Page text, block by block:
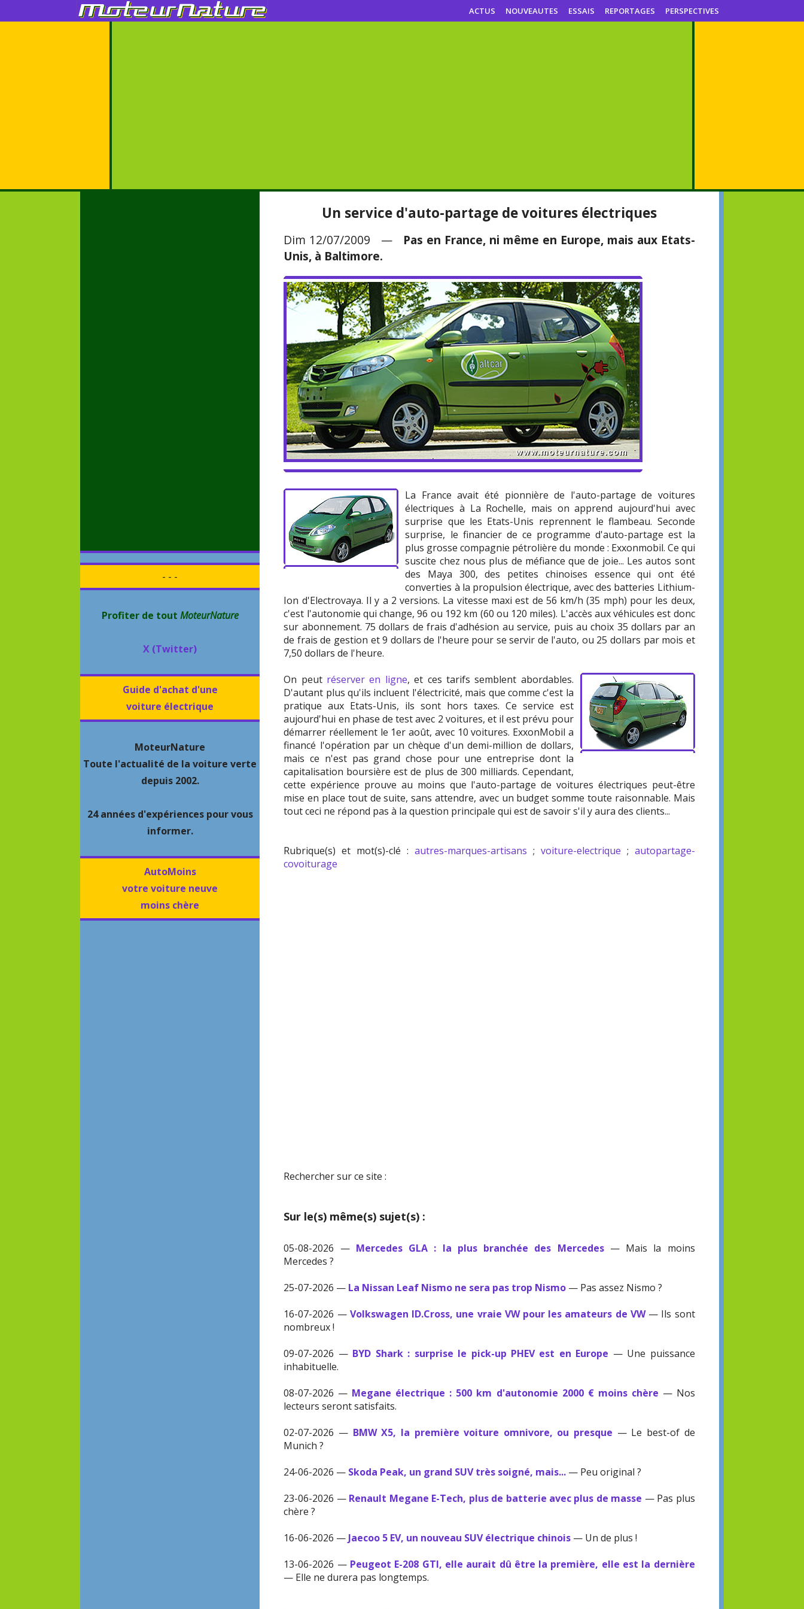
ACTUS NOUVEAUTES ESSAIS REPORTAGES PERSPECTIVES
- - -
Profiter de tout MoteurNature
X (Twitter)
Guide d'achat d'une
voiture électrique
MoteurNature
Toute l'actualité de la voiture verte
depuis 2002.
24 années d'expériences pour vous
informer.
AutoMoins
votre voiture neuve
moins chère
Un service d'auto-partage de voitures électriques
Dim 12/07/2009 — Pas en France, ni même en Europe, mais aux Etats-
Unis, à Baltimore.
La France avait été pionnière de l'auto-partage de voitures
électriques à La Rochelle, mais on apprend aujourd'hui avec
surprise que les Etats-Unis reprennent le flambeau. Seconde
surprise, le financier de ce programme d'auto-partage est la
plus grosse compagnie pétrolière du monde : Exxonmobil. Ce qui
suscite chez nous plus de méfiance que de joie... Les autos sont
des Maya 300, des petites chinoises essence qui ont été
converties à la propulsion électrique, avec des batteries Lithium-
Ion d'Electrovaya. Il y a 2 versions. La vitesse maxi est de 56 km/h (35 mph) pour les deux,
c'est l'autonomie qui change, 96 ou 192 km (60 ou 120 miles). L'accès aux véhicules est donc
sur abonnement. 75 dollars de frais d'adhésion au service, puis au choix 35 dollars par an
de frais de gestion et 9 dollars de l'heure pour se servir de l'auto, ou 25 dollars par mois et
7,50 dollars de l'heure.
On peut réserver en ligne, et ces tarifs semblent abordables.
D'autant plus qu'ils incluent l'électricité, mais que comme c'est la
pratique aux Etats-Unis, ils sont hors taxes. Ce service est
aujourd'hui en phase de test avec 2 voitures, et il est prévu pour
démarrer réellement le 1er août, avec 10 voitures. ExxonMobil a
financé l'opération par un chèque d'un demi-million de dollars,
mais ce n'est pas grand chose pour une entreprise dont la
capitalisation boursière est de plus de 300 milliards. Cependant,
cette expérience prouve au moins que l'auto-partage de voitures électriques peut-être
mise en place tout de suite, sans attendre, avec un budget somme toute raisonnable. Mais
tout ceci ne répond pas à la question principale qui est de savoir s'il y aura des clients...
Rubrique(s) et mot(s)-clé : autres-marques-artisans ; voiture-electrique ; autopartage-
covoiturage
Rechercher sur ce site :
Sur le(s) même(s) sujet(s) :
05-08-2026 — Mercedes GLA : la plus branchée des Mercedes— Mais la moins
Mercedes ?
25-07-2026 — La Nissan Leaf Nismo ne sera pas trop Nismo — Pas assez Nismo ?
16-07-2026 — Volkswagen ID.Cross, une vraie VW pour les amateurs de VW— Ils sont
nombreux !
09-07-2026 — BYD Shark : surprise le pick-up PHEV est en Europe — Une puissance
inhabituelle.
08-07-2026 — Megane électrique : 500 km d'autonomie 2000 € moins chère — Nos
lecteurs seront satisfaits.
02-07-2026 — BMW X5, la première voiture omnivore, ou presque — Le best-of de
Munich ?
24-06-2026 — Skoda Peak, un grand SUV très soigné, mais... — Peu original ?
23-06-2026 — Renault Megane E-Tech, plus de batterie avec plus de masse — Pas plus
chère ?
16-06-2026 — Jaecoo 5 EV, un nouveau SUV électrique chinois — Un de plus !
13-06-2026 — Peugeot E-208 GTI, elle aurait dû être la première, elle est la dernière
— Elle ne durera pas longtemps.